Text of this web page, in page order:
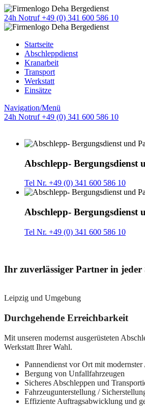
24h Notruf +49 (0) 341 600 586 10
Startseite
Abschleppdienst
Kranarbeit
Transport
Werkstatt
Einsätze
Navigation/Menü
24h Notruf +49 (0) 341 600 586 10
Abschlepp- Bergungsdienst
Tel Nr. +49 (0) 341 600 586 10
Abschlepp- Bergungsdienst
Tel Nr. +49 (0) 341 600 586 10
Ihr zuverlässiger Partner in jeder
Leipzig und Umgebung
Durchgehende Erreichbarkeit
Mit unseren modernst ausgerüsteten
Werkstatt Ihrer Wahl.
Pannendienst vor Ort mit modernster
Bergung von Unfallfahrzeugen
Sicheres Abschleppen und
Fahrzeugunterstellung /
Effiziente Auftragsabwicklung und